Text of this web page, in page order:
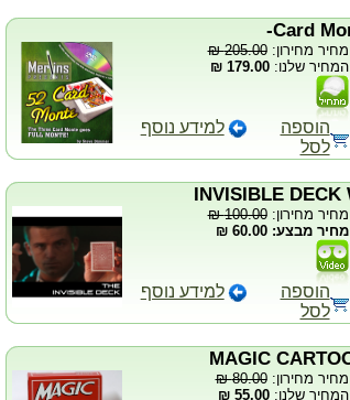
מחיר מחירון:205.00 ₪
המחיר שלנו:179.00 ₪
הוספה
לסל
למידע נוסף
מחיר מחירון:100.00 ₪
מחיר מבצע: 60.00 ₪
הוספה
לסל
למידע נוסף
מחיר מחירון:80.00 ₪
המחיר שלנו:55.00 ₪